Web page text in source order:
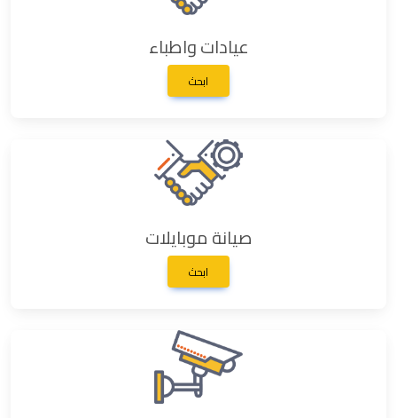
عيادات واطباء
ابحث
صيانة موبايلات
ابحث